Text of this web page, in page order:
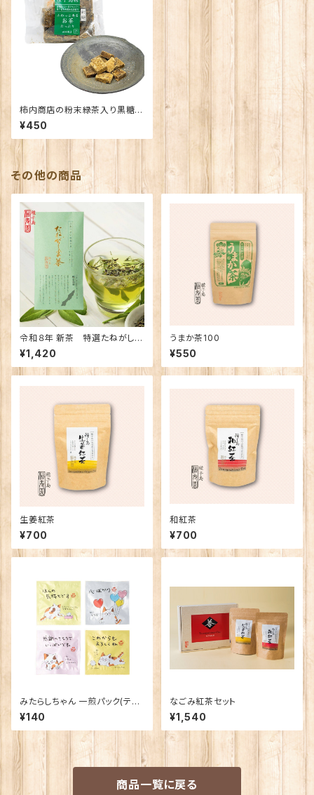
柿内商店の粉末緑茶入り黒糖
（受注生産のため、お時間を頂き
ます）
¥450
その他の商品
令和８年 新茶 特選たねがしま
茶
¥1,420
うまか茶100
¥550
生姜紅茶
¥700
和紅茶
¥700
みたらしちゃん 一煎パック(ティ
ーバッグ)
¥140
なごみ紅茶セット
¥1,540
商品一覧に戻る